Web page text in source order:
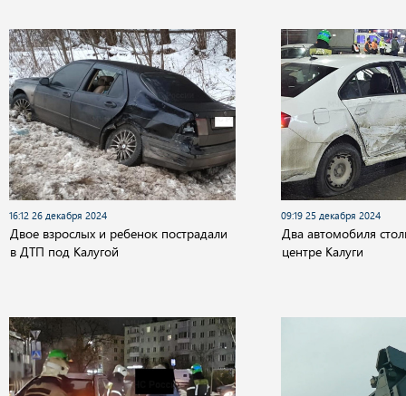
16:12 26 декабря 2024
Двое взрослых и ребенок пострадали
в ДТП под Калугой
09:19 25 декабря 2024
Два автомобиля
центре Калуги